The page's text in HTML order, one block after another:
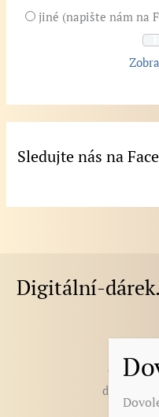
jiné (napište nám na
Sledujte nás na
Digitální-
digitalni-